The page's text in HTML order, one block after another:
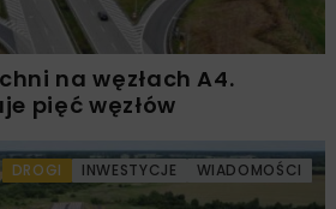
na węzłach A4.
pięć węzłów
DROGI INWESTYCJE WIADOMOŚCI